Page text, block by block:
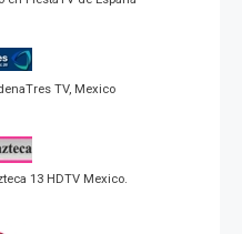
TV, Mexico
13 HDTV Mexico.